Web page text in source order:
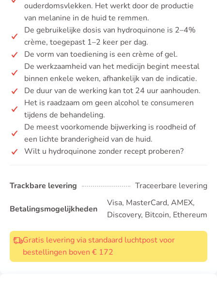
ouderdomsvlekken. Het werkt door de productie
van melanine in de huid te remmen.
De gebruikelijke dosis van hydroquinone is 2–4%
crème, toegepast 1–2 keer per dag.
De vorm van toediening is een crème of gel.
De werkzaamheid van het medicijn begint meestal
binnen enkele weken, afhankelijk van de indicatie.
De duur van de werking kan tot 24 uur aanhouden.
Het is raadzaam om geen alcohol te consumeren
tijdens de behandeling.
De meest voorkomende bijwerking is roodheid of
een lichte branderigheid van de huid.
Wilt u hydroquinone zonder recept proberen?
Trackbare levering Traceerbare levering
Betalingsmogelijkheden
Visa, MasterCard, AMEX,
Discovery, Bitcoin, Ethereum
Gratis levering via standaard luchtpost voor
bestellingen boven € 172